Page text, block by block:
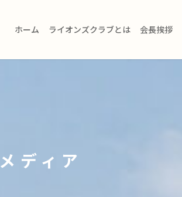
ホーム ライオンズクラブとは 会長挨拶
メディア